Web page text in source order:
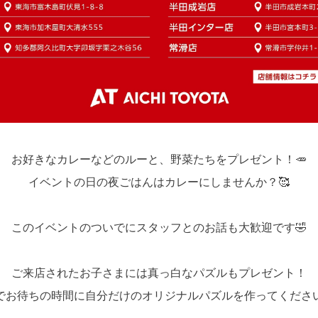
お好きなカレーなどのルーと、野菜たちをプレゼント！🥕
イベントの日の夜ごはんはカレーにしませんか？🥰
このイベントのついでにスタッフとのお話も大歓迎です🤣
ご来店されたお子さまには真っ白なパズルもプレゼント！
お待ちの時間に自分だけのオリジナルパズルを作ってくださ